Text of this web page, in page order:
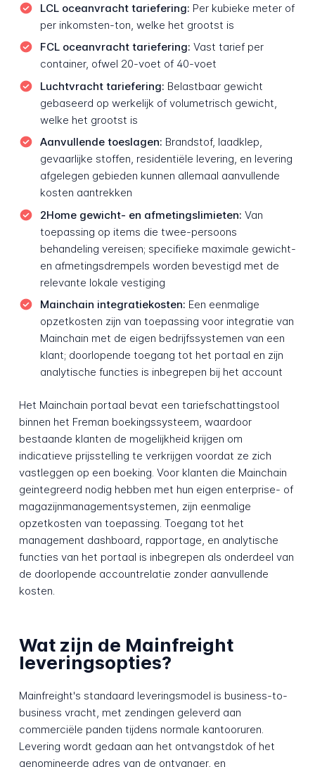
LCL oceanvracht tariefering: Per kubieke meter of
per inkomsten-ton, welke het grootst is
FCL oceanvracht tariefering: Vast tarief per
container, ofwel 20-voet of 40-voet
Luchtvracht tariefering: Belastbaar gewicht
gebaseerd op werkelijk of volumetrisch gewicht,
welke het grootst is
Aanvullende toeslagen: Brandstof, laadklep,
gevaarlijke stoffen, residentiële levering, en levering
afgelegen gebieden kunnen allemaal aanvullende
kosten aantrekken
2Home gewicht- en afmetingslimieten: Van
toepassing op items die twee-persoons
behandeling vereisen; specifieke maximale gewicht-
en afmetingsdrempels worden bevestigd met de
relevante lokale vestiging
Mainchain integratiekosten: Een eenmalige
opzetkosten zijn van toepassing voor integratie van
Mainchain met de eigen bedrijfssystemen van een
klant; doorlopende toegang tot het portaal en zijn
analytische functies is inbegrepen bij het account
Het Mainchain portaal bevat een tariefschattingstool
binnen het Freman boekingssysteem, waardoor
bestaande klanten de mogelijkheid krijgen om
indicatieve prijsstelling te verkrijgen voordat ze zich
vastleggen op een boeking. Voor klanten die Mainchain
geintegreerd nodig hebben met hun eigen enterprise- of
magazijnmanagementsystemen, zijn eenmalige
opzetkosten van toepassing. Toegang tot het
management dashboard, rapportage, en analytische
functies van het portaal is inbegrepen als onderdeel van
de doorlopende accountrelatie zonder aanvullende
kosten.
Wat zijn de Mainfreight
leveringsopties?
Mainfreight's standaard leveringsmodel is business-to-
business vracht, met zendingen geleverd aan
commerciële panden tijdens normale kantooruren.
Levering wordt gedaan aan het ontvangstdok of het
genomineerde adres van de ontvanger, en